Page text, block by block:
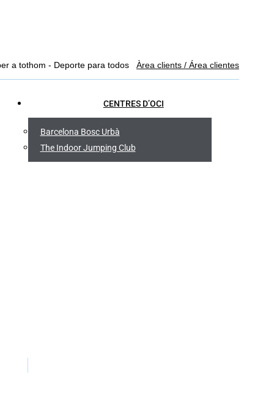
a tothom - Deporte para todosFacebook
page
in
window
YouTube
page
in
window
Linkedin
page
in
window
Instagram
page
in
Àrea clients / Área clientes
CENTRES D’OCI
Barcelona Bosc Urbà
The Indoor Jumping Club